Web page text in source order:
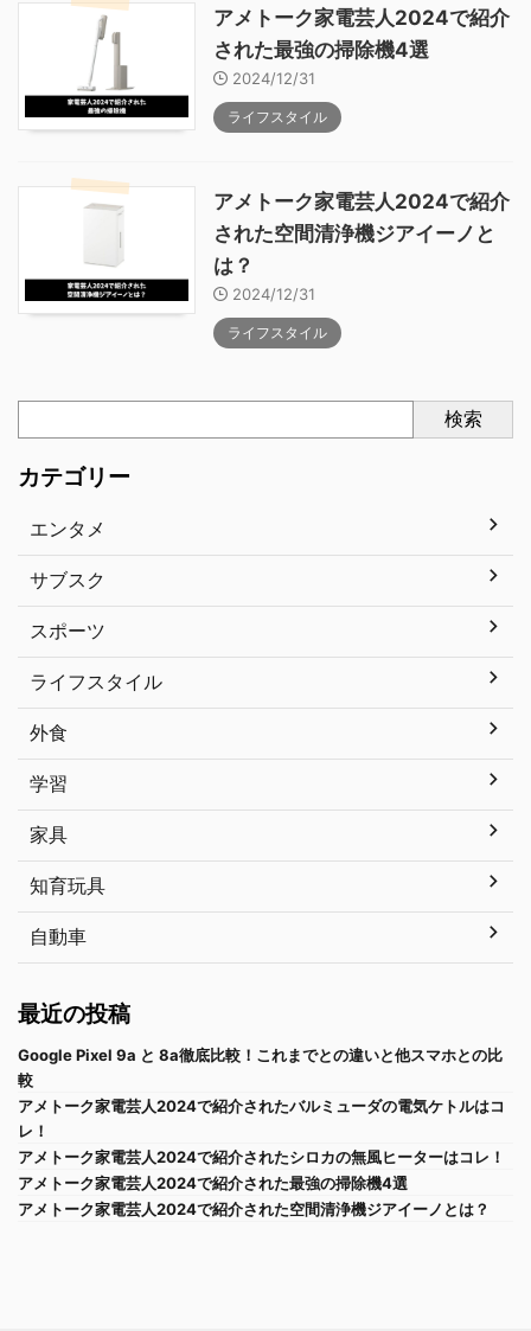
アメトーク家電芸人2024で紹介
された最強の掃除機4選
2024/12/31
ライフスタイル
アメトーク家電芸人2024で紹介
された空間清浄機ジアイーノと
は？
2024/12/31
ライフスタイル
検索
カテゴリー
エンタメ
サブスク
スポーツ
ライフスタイル
外食
学習
家具
知育玩具
自動車
最近の投稿
Google Pixel 9a と 8a徹底比較！これまでとの違いと他スマホとの比
較
アメトーク家電芸人2024で紹介されたバルミューダの電気ケトルはコ
レ！
アメトーク家電芸人2024で紹介されたシロカの無風ヒーターはコレ！
アメトーク家電芸人2024で紹介された最強の掃除機4選
アメトーク家電芸人2024で紹介された空間清浄機ジアイーノとは？